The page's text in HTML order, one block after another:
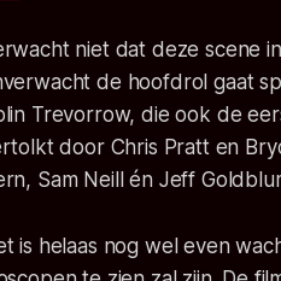
niet dat deze scene
de hoofdrol gaat
Trevorrow, die ook de
door Chris Pratt en
Sam Neill én Jeff
is helaas nog wel even